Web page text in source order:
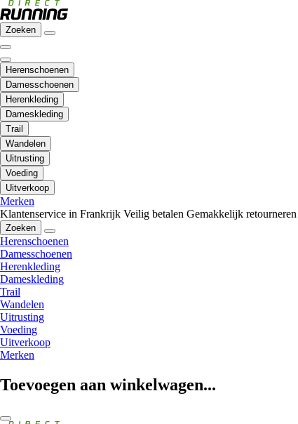
Zoeken
Herenschoenen
Damesschoenen
Herenkleding
Dameskleding
Trail
Wandelen
Uitrusting
Voeding
Uitverkoop
Merken
Klantenservice in Frankrijk Veilig betalen Gemakkelijk retourneren
Zoeken
Herenschoenen
Damesschoenen
Herenkleding
Dameskleding
Trail
Wandelen
Uitrusting
Voeding
Uitverkoop
Merken
Toevoegen aan winkelwagen...